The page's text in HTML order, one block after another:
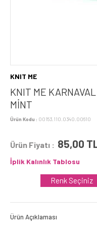
KNIT ME
KNIT ME
MINT
Ürün Kodu : 00153.110.0340.00610
Ürün Fiyatı : 85,00
İplik Kalınlık Tablosu
Renk Seçiniz
Ürün Açıklaması